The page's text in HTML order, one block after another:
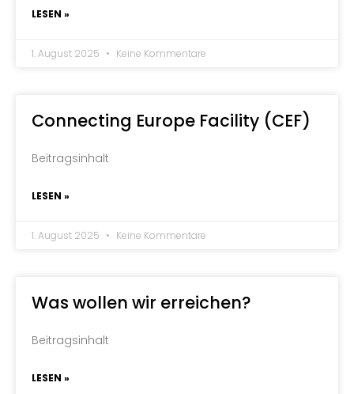
LESEN »
1. August 2025 Keine Kommentare
Connecting Europe Facility (CEF)
Beitragsinhalt
LESEN »
1. August 2025 Keine Kommentare
Was wollen wir erreichen?
Beitragsinhalt
LESEN »